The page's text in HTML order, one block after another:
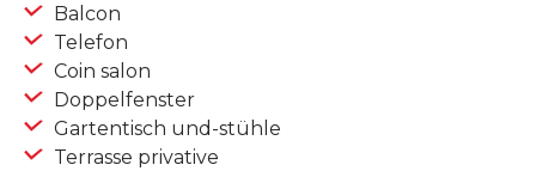
Balcon
Telefon
Coin salon
Doppelfenster
Gartentisch und-stühle
Terrasse privative